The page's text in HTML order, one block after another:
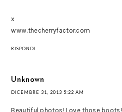
x
www.thecherryfactor.com
RISPONDI
Unknown
DICEMBRE 31, 2013 5:22 AM
Beautiful photos! Love those boots!